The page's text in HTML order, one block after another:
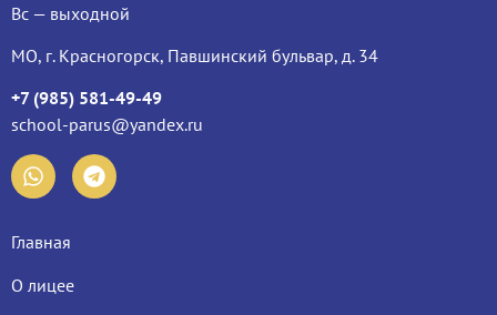
Вс — выходной
МО, г. Красногорск, Павшинский бульвар, д. 34
+7 (985) 581-49-49
school-parus@yandex.ru
Главная
О лицее